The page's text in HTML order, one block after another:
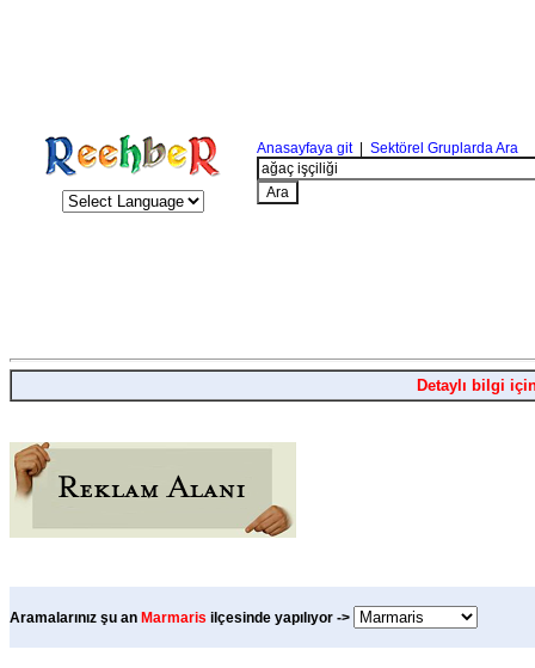
Anasayfaya git| Sektörel Gruplarda Ara
Detaylı bilgi
Aramalarınız şu an Marmaris ilçesinde yapılıyor ->